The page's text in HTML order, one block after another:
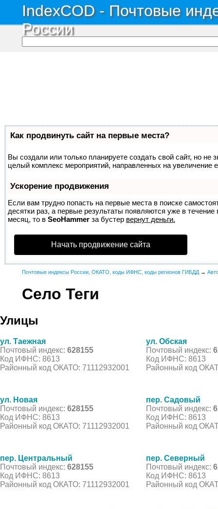
IndexCOD - Почтовые
России
Как продвинуть сайт на первые места?
Вы создали или только планируете создать свой сайт, но не
целый комплекс мероприятий, направленных на увеличение
Ускорение продвижения
Если вам трудно попасть на первые места в поиске
десятки раз, а первые результаты появляются уже в
месяц, то в SeoHammer за бустер вернут деньги.
Начать продвижение сайта
Почтовые индексы России, ОКАТО, коды ИФНС, коды регионов ГИБДД →
Село Теги
Улицы
ул. Таежная
Почтовый индекс: 628155
Код ИФНС: 8613
Районный код ОКАТО: 71112932001
ул. Обская
Почтовый индекс:
Код ИФНС: 8613
Районный код
ул. Новая
Почтовый индекс: 628155
Код ИФНС: 8613
Районный код ОКАТО: 71112932001
пер. Садовый
Почтовый индекс:
Код ИФНС: 8613
Районный код
пер. Центральный
Почтовый индекс: 628155
Код ИФНС: 8613
Районный код ОКАТО: 71112932001
пер. Северный
Почтовый индекс:
Код ИФНС: 8613
Районный код